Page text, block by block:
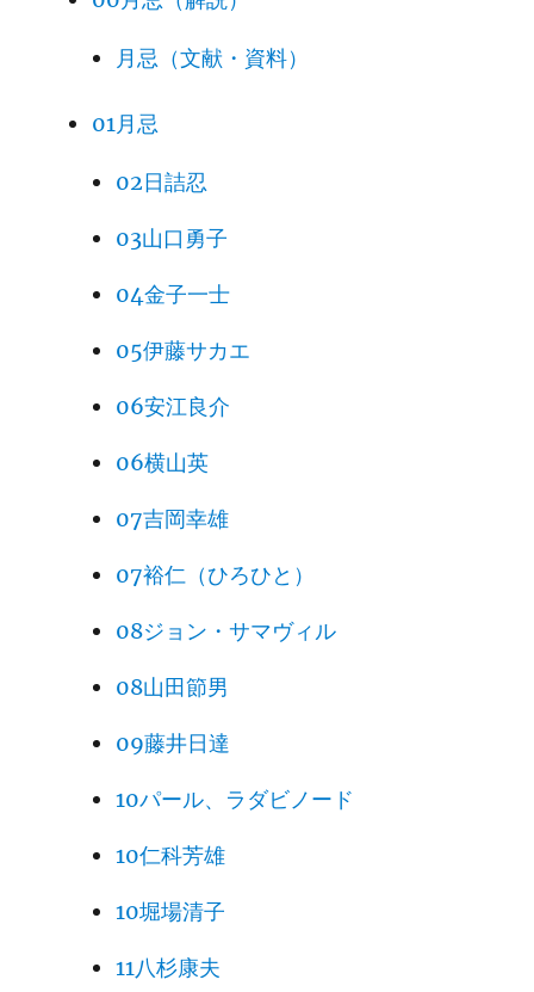
月忌（文献・資料）
01月忌
02日詰忍
03山口勇子
04金子一士
05伊藤サカエ
06安江良介
06横山英
07吉岡幸雄
07裕仁（ひろひと）
08ジョン・サマヴィル
08山田節男
09藤井日達
10パール、ラダビノード
10仁科芳雄
10堀場清子
11八杉康夫